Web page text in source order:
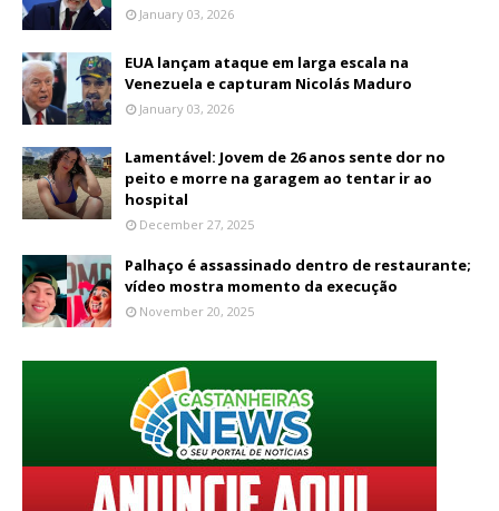
January 03, 2026
EUA lançam ataque em larga escala na
Venezuela e capturam Nicolás Maduro
January 03, 2026
Lamentável: Jovem de 26 anos sente dor no
peito e morre na garagem ao tentar ir ao
hospital
December 27, 2025
Palhaço é assassinado dentro de restaurante;
vídeo mostra momento da execução
November 20, 2025